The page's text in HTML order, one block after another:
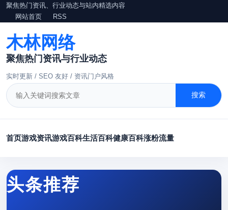
聚焦热门资讯、行业动态与站内精选内容
网站首页
RSS
木林网络
聚焦热门资讯与行业动态
实时更新 / SEO 友好 / 资讯门户风格
搜索
首页游戏资讯游戏百科生活百科健康百科涨粉流量
头条推荐